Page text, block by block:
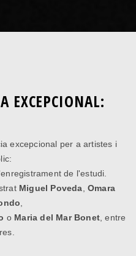
EXCEPCIONAL:
excepcional per a artistes i
de l'estudi.
Miguel Poveda Omara
o Maria del Mar Bonet , entre